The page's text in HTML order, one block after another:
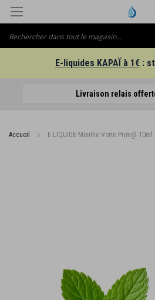
Aller
E-liquides KAPAÏ à 1€ :
Livraison relais offerte dès 49€
Accueil E LIQUIDE Menthe Verte Prim@-10ml